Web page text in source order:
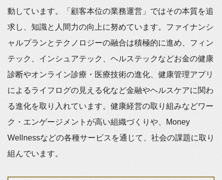
動しています。「顧客本位の業務運営」ではその本質を追
求し、知識と人間力の向上に努めています。ファイナンシ
ャルプランとテクノロジーの融合は積極的に進め、フィン
テック、インシュアテック、ヘルステックなどお金の健康
診断やオンライン診療・医療技術の進化、健康管理アプリ
によるライフログの見える化など金融やヘルスケアに関わ
る進化を取り入れています。健康経営の取り組みなどワー
ク・エンゲージメントが高い組織づくりや、Money
Wellnessなどの各種サービスを通じて、社会の課題に取り
組んでいます。